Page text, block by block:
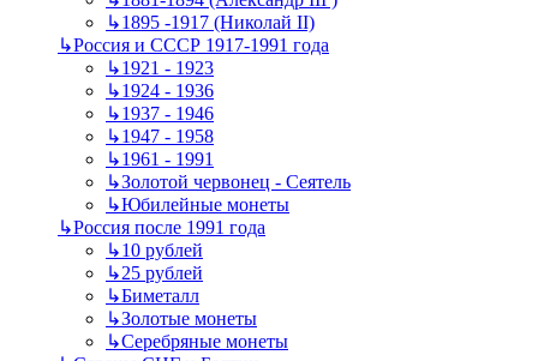
↳1895 -1917 (Николай II)
↳Россия и СССР 1917-1991 года
↳1921 - 1923
↳1924 - 1936
↳1937 - 1946
↳1947 - 1958
↳1961 - 1991
↳Золотой червонец - Сеятель
↳Юбилейные монеты
↳Россия после 1991 года
↳10 рублей
↳25 рублей
↳Биметалл
↳Золотые монеты
↳Серебряные монеты